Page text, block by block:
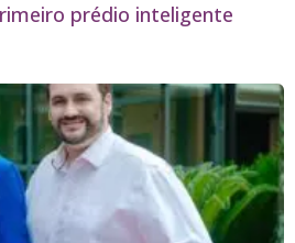
prédio inteligente